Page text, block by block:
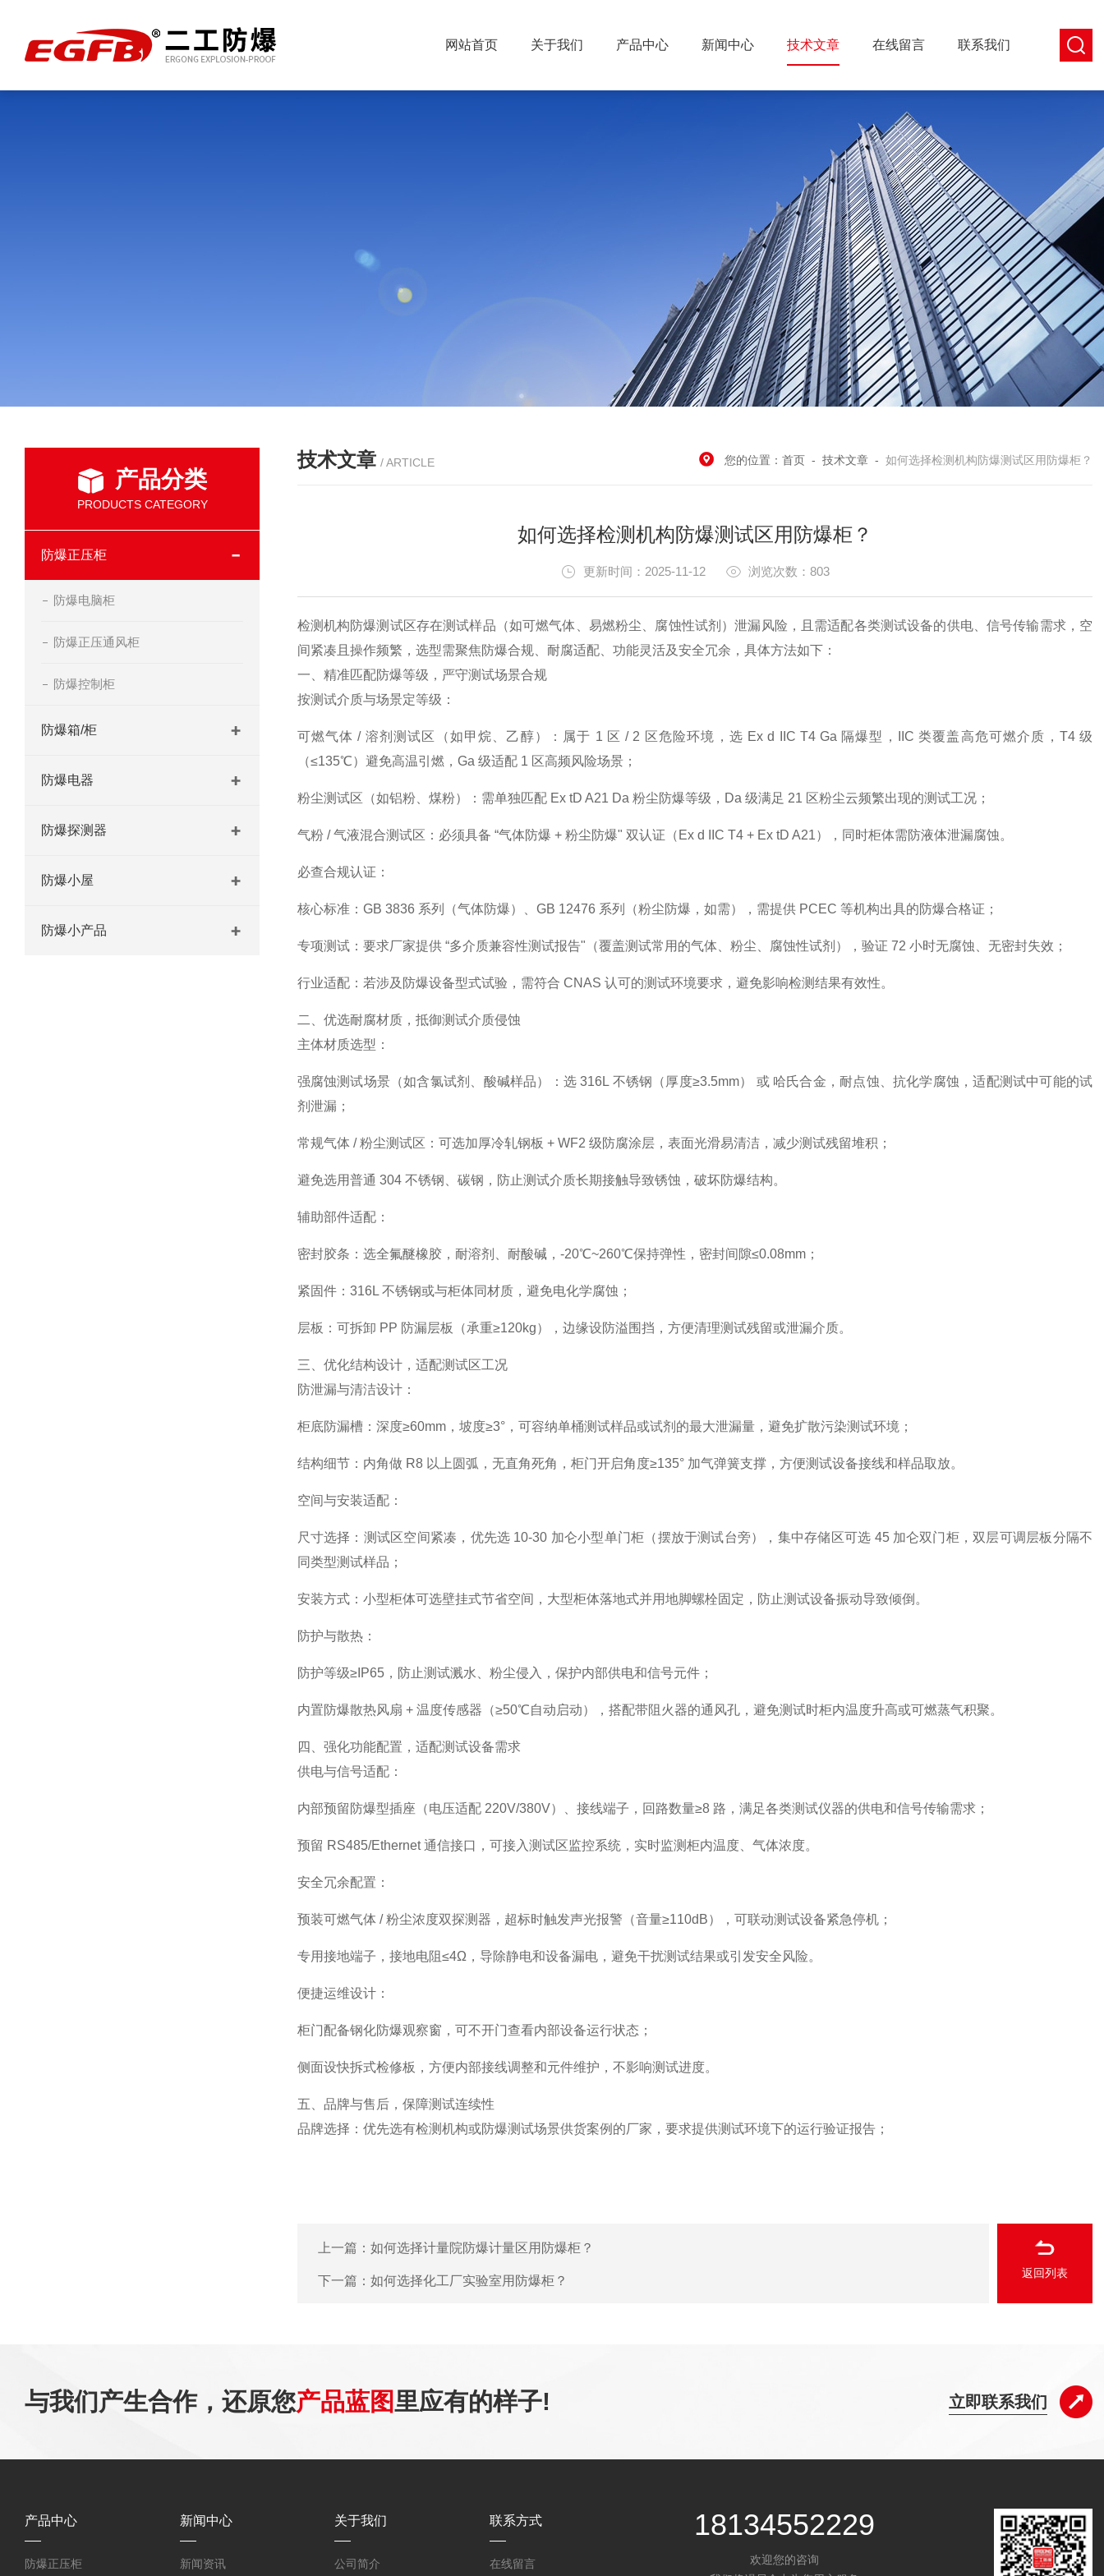
网站首页 关于我们 产品中心 新闻中心 技术文章 在线留言 联系我们
产品分类
PRODUCTS CATEGORY
防爆正压柜
防爆电脑柜
防爆正压通风柜
防爆控制柜
防爆箱/柜
防爆电器
防爆探测器
防爆小屋
防爆小产品
技术文章 / ARTICLE 您的位置： 首页 - 技术文章 - 如何选择检测机构防爆测试区用防爆柜？
如何选择检测机构防爆测试区用防爆柜？
更新时间：2025-11-12 浏览次数：803
检测机构防爆测试区存在测试样品（如可燃气体、易燃粉尘、腐蚀性试剂）泄漏风险，且需适配各类测试设备的供电、信号传输需求，空
间紧凑且操作频繁，选型需聚焦防爆合规、耐腐适配、功能灵活及安全冗余，具体方法如下：
一、精准匹配防爆等级，严守测试场景合规
按测试介质与场景定等级 ：
可燃气体 / 溶剂测试区（如甲烷、乙醇）：属于 1 区 / 2 区危险环境，选 Ex d IIC T4 Ga 隔爆型，IIC 类覆盖高危可燃介质，T4 级
（≤135℃）避免高温引燃，Ga 级适配 1 区高频风险场景；
粉尘测试区（如铝粉、煤粉）：需单独匹配 Ex tD A21 Da 粉尘防爆等级，Da 级满足 21 区粉尘云频繁出现的测试工况；
气粉 / 气液混合测试区：必须具备 “气体防爆 + 粉尘防爆" 双认证（Ex d IIC T4 + Ex tD A21），同时柜体需防液体泄漏腐蚀。
必查合规认证 ：
核心标准：GB 3836 系列（气体防爆）、GB 12476 系列（粉尘防爆，如需），需提供 PCEC 等机构出具的防爆合格证；
专项测试：要求厂家提供 “多介质兼容性测试报告"（覆盖测试常用的气体、粉尘、腐蚀性试剂），验证 72 小时无腐蚀、无密封失效；
行业适配：若涉及防爆设备型式试验，需符合 CNAS 认可的测试环境要求，避免影响检测结果有效性。
二、优选耐腐材质，抵御测试介质侵蚀
主体材质选型 ：
强腐蚀测试场景（如含氯试剂、酸碱样品）：选316L 不锈钢（厚度≥3.5mm） 或 哈氏合金 ，耐点蚀、抗化学腐蚀，适配测试中可能的试
剂泄漏；
常规气体 / 粉尘测试区：可选加厚冷轧钢板 + WF2 级防腐涂层，表面光滑易清洁，减少测试残留堆积；
避免选用普通 304 不锈钢、碳钢，防止测试介质长期接触导致锈蚀，破坏防爆结构。
辅助部件适配：
密封胶条：选全氟醚橡胶，耐溶剂、耐酸碱，-20℃~260℃保持弹性，密封间隙≤0.08mm；
紧固件：316L 不锈钢或与柜体同材质，避免电化学腐蚀；
层板：可拆卸 PP 防漏层板（承重≥120kg），边缘设防溢围挡，方便清理测试残留或泄漏介质。
三、优化结构设计，适配测试区工况
防泄漏与清洁设计：
柜底防漏槽：深度≥60mm，坡度≥3°，可容纳单桶测试样品或试剂的最大泄漏量，避免扩散污染测试环境；
结构细节：内角做 R8 以上圆弧，无直角死角，柜门开启角度≥135° 加气弹簧支撑，方便测试设备接线和样品取放。
空间与安装适配：
尺寸选择：测试区空间紧凑，优先选 10-30 加仑小型单门柜（摆放于测试台旁），集中存储区可选 45 加仑双门柜，双层可调层板分隔不
同类型测试样品；
安装方式：小型柜体可选壁挂式节省空间，大型柜体落地式并用地脚螺栓固定，防止测试设备振动导致倾倒。
防护与散热：
防护等级≥IP65，防止测试溅水、粉尘侵入，保护内部供电和信号元件；
内置防爆散热风扇 + 温度传感器（≥50℃自动启动），搭配带阻火器的通风孔，避免测试时柜内温度升高或可燃蒸气积聚。
四、强化功能配置，适配测试设备需求
供电与信号适配：
内部预留防爆型插座（电压适配 220V/380V）、接线端子，回路数量≥8 路，满足各类测试仪器的供电和信号传输需求；
预留 RS485/Ethernet 通信接口，可接入测试区监控系统，实时监测柜内温度、气体浓度。
安全冗余配置 ：
预装可燃气体 / 粉尘浓度双探测器，超标时触发声光报警（音量≥110dB），可联动测试设备紧急停机；
专用接地端子，接地电阻≤4Ω，导除静电和设备漏电，避免干扰测试结果或引发安全风险。
便捷运维设计：
柜门配备钢化防爆观察窗，可不开门查看内部设备运行状态；
侧面设快拆式检修板，方便内部接线调整和元件维护，不影响测试进度。
五、品牌与售后，保障测试连续性
品牌选择 ：优先选有检测机构或防爆测试场景供货案例的厂家，要求提供测试环境下的运行验证报告；
上一篇： 如何选择计量院防爆计量区用防爆柜？
下一篇： 如何选择化工厂实验室用防爆柜？
返回列表
与我们产生合作，还原您产品蓝图里应有的样子! 立即联系我们
产品中心
防爆正压柜
新闻中心
新闻资讯
关于我们
公司简介
联系方式
在线留言
18134552229
欢迎您的咨询